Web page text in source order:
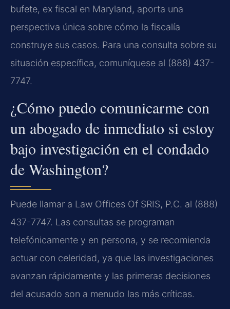
bufete, ex fiscal en Maryland, aporta una
perspectiva única sobre cómo la fiscalía
construye sus casos. Para una consulta sobre su
situación específica, comuníquese al (888) 437-
7747.
¿Cómo puedo comunicarme con
un abogado de inmediato si estoy
bajo investigación en el condado
de Washington?
Puede llamar a Law Offices Of SRIS, P.C. al (888)
437-7747. Las consultas se programan
telefónicamente y en persona, y se recomienda
actuar con celeridad, ya que las investigaciones
avanzan rápidamente y las primeras decisiones
del acusado son a menudo las más críticas.